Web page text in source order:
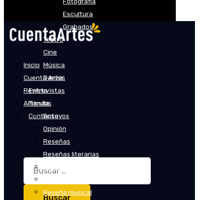
Escultura
Grabados
Teatro
Cine
Música
Danza
Entrevistas
Tienda
Contacto
Buscar:
Inicio
Cuenta Artes
Revista
Artículos
Ensayos
Opinión
Reseñas
Reseñas literarias
Reseña musical